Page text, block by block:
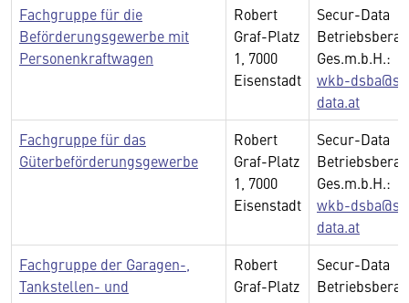
Fachgruppe für die
Beförderungsgewerbe mit
Personenkraftwagen
Robert
Graf-Platz
1, 7000
Eisenstadt
Secur-Data
Ges.m.b.H.:
wkb-
data.at
Fachgruppe für das
Güterbeförderungsgewerbe
Robert
Graf-Platz
1, 7000
Eisenstadt
Secur-Data
Ges.m.b.H.:
wkb-
data.at
Fachgruppe der Garagen-,
Tankstellen- und
Robert
Graf-Platz
Secur-Data